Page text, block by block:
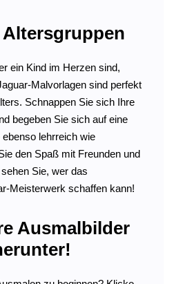
ein Kind im Herzen sind,
Malvorlagen sind perfekt
Schnappen Sie sich Ihre
begeben Sie sich auf eine
lehrreich wie
den Spaß mit Freunden und
Sie, wer das
Meisterwerk schaffen kann!
Ausmalbilder